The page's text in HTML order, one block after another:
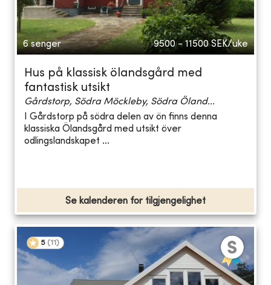
6 senger 9500 - 11500 SEK/uke
Hus på klassisk ölandsgård med
fantastisk utsikt
Gårdstorp, Södra Möckleby, Södra Öland...
I Gårdstorp på södra delen av ön finns denna
klassiska Ölandsgård med utsikt över
odlingslandskapet ...
Se kalenderen for tilgjengelighet
5 (11 )